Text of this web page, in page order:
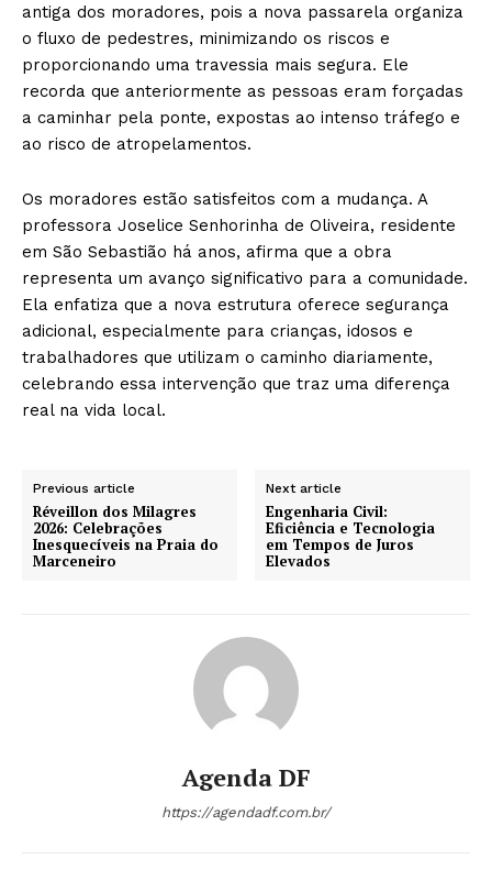
antiga dos moradores, pois a nova passarela organiza
o fluxo de pedestres, minimizando os riscos e
proporcionando uma travessia mais segura. Ele
recorda que anteriormente as pessoas eram forçadas
a caminhar pela ponte, expostas ao intenso tráfego e
ao risco de atropelamentos.
Os moradores estão satisfeitos com a mudança. A
professora Joselice Senhorinha de Oliveira, residente
em São Sebastião há anos, afirma que a obra
representa um avanço significativo para a comunidade.
Ela enfatiza que a nova estrutura oferece segurança
adicional, especialmente para crianças, idosos e
trabalhadores que utilizam o caminho diariamente,
celebrando essa intervenção que traz uma diferença
real na vida local.
Previous article
Réveillon dos Milagres
2026: Celebrações
Inesquecíveis na Praia do
Marceneiro
Next article
Engenharia Civil:
Eficiência e Tecnologia
em Tempos de Juros
Elevados
Agenda DF
https://agendadf.com.br/